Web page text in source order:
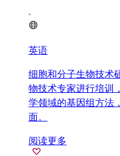
英语
细胞和分子生物技术
物技术专家进行培训
学领域的基因组方法
面。
阅读更多